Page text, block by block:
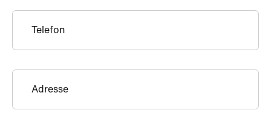
Telefon
Adresse